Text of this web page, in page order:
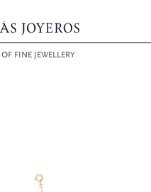
OF FINE JEWELLERY